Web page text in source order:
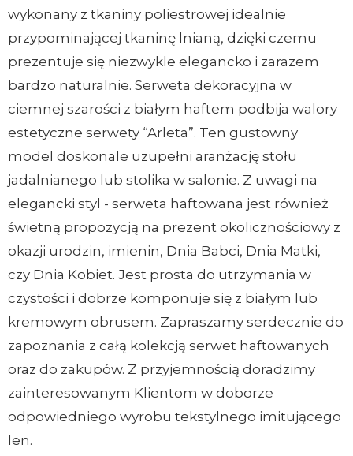
wykonany z tkaniny poliestrowej idealnie
przypominającej tkaninę lnianą, dzięki czemu
prezentuje się niezwykle elegancko i zarazem
bardzo naturalnie. Serweta dekoracyjna w
ciemnej szarości z białym haftem podbija walory
estetyczne serwety “Arleta”. Ten gustowny
model doskonale uzupełni aranżację stołu
jadalnianego lub stolika w salonie. Z uwagi na
elegancki styl - serweta haftowana jest również
świetną propozycją na prezent okolicznościowy z
okazji urodzin, imienin, Dnia Babci, Dnia Matki,
czy Dnia Kobiet. Jest prosta do utrzymania w
czystości i dobrze komponuje się z białym lub
kremowym obrusem. Zapraszamy serdecznie do
zapoznania z całą kolekcją serwet haftowanych
oraz do zakupów. Z przyjemnością doradzimy
zainteresowanym Klientom w doborze
odpowiedniego wyrobu tekstylnego imitującego
len.